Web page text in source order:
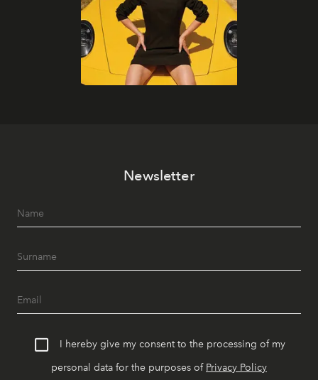
Newsletter
I hereby give my consent to the processing of my
personal data for the purposes of Privacy Policy